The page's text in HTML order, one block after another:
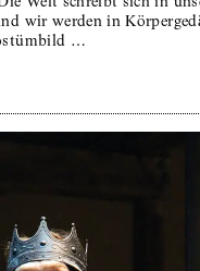
wir werden in
…